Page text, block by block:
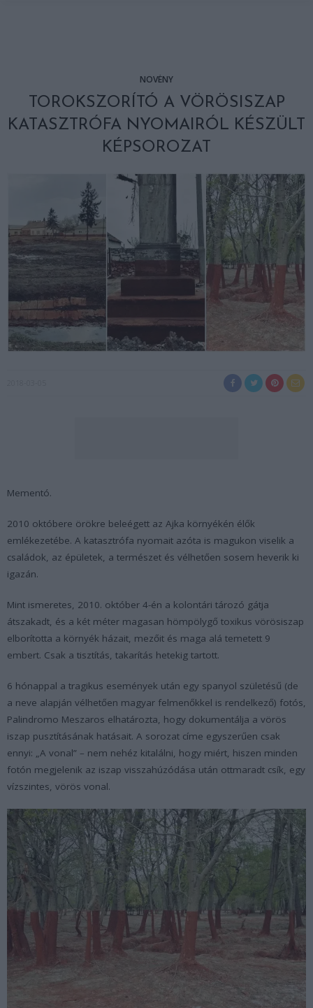
NÖVÉNY
TOROKSZORÍTÓ A VÖRÖSISZAP
KATASZTRÓFA NYOMAIRÓL KÉSZÜLT
KÉPSOROZAT
Mementó.
2010 októbere örökre beleégett az Ajka környékén élők
emlékezetébe. A katasztrófa nyomait azóta is magukon viselik a
családok, az épületek, a természet és vélhetően sosem heverik ki
igazán.
Mint ismeretes, 2010. október 4-én a kolontári tározó gátja
átszakadt, és a két méter magasan hömpölygő toxikus vörösiszap
elborította a környék házait, mezőit és maga alá temetett 9
embert. Csak a tisztítás, takarítás hetekig tartott.
6 hónappal a tragikus események után egy spanyol születésű (de
a neve alapján vélhetően magyar felmenőkkel is rendelkező) fotós,
Palindromo Meszaros elhatározta, hogy dokumentálja a vörös
iszap pusztításának hatásait. A sorozat címe egyszerűen csak
ennyi: „A vonal” – nem nehéz kitalálni, hogy miért, hiszen minden
fotón megjelenik az iszap visszahúzódása után ottmaradt csík, egy
vízszintes, vörös vonal.